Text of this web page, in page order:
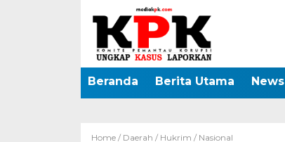
Beranda Berita Utama News
Home / Daerah / Hukrim / Nasional